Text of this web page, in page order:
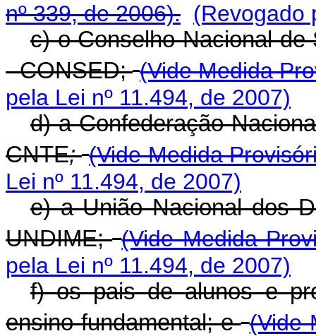
nº 339, de 2006). (Revogado
c) o Conselho Nacional
- CONSED; (Vide Medida
pela Lei nº 11.494, de 2007)
d) a Confederação
CNTE; (Vide Medida
Lei nº 11.494, de 2007)
e) a União Nacional dos
UNDIME; (Vide Medida
pela Lei nº 11.494, de 2007)
f) os pais de alunos e
ensino fundamental; e (Vide